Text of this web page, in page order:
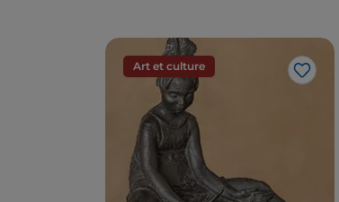
Art et culture
J’aime